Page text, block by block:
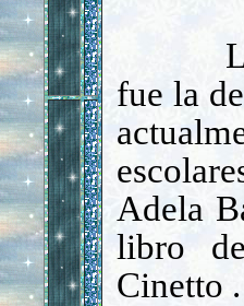
fue la
Adela
libro
Cinetto .